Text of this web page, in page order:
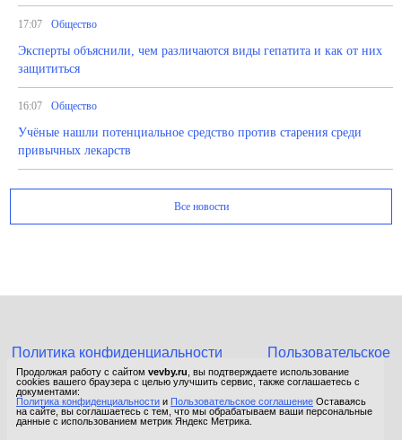
17:07 Общество
Эксперты объяснили, чем различаются виды гепатита и как от них
защититься
16:07 Общество
Учёные нашли потенциальное средство против старения среди
привычных лекарств
Все новости
Политика конфиденциальности
Пользовательское
соглашение
© 2015-2026 Сетевое издание «Фактом». Зарегистрировано в
Федеральной службе по надзору в сфере связи, информационных
технологий и массовых коммуникаций (Роскомнадзор).
Продолжая работу с сайтом vevby.ru , вы подтверждаете использование
cookies вашего браузера с целью улучшить сервис, также соглашаетесь с
документами:
Политика конфиденциальности и Пользовательское соглашение Оставаясь
на сайте, вы соглашаетесь с тем, что мы обрабатываем ваши персональные
данные с использованием метрик Яндекс Метрика.